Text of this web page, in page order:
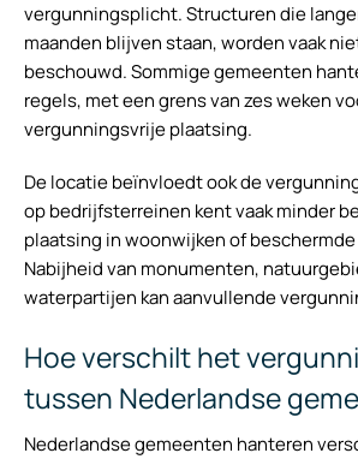
vergunningsplicht. Structuren die
maanden blijven staan, worden vaak
beschouwd. Sommige gemeenten
regels, met een grens van zes weken
vergunningsvrije plaatsing.
De locatie beïnvloedt ook de
op bedrijfsterreinen kent vaak minder
plaatsing in woonwijken of
Nabijheid van monumenten,
waterpartijen kan aanvullende
Hoe verschilt het
tussen Nederlandse
Nederlandse gemeenten hanteren